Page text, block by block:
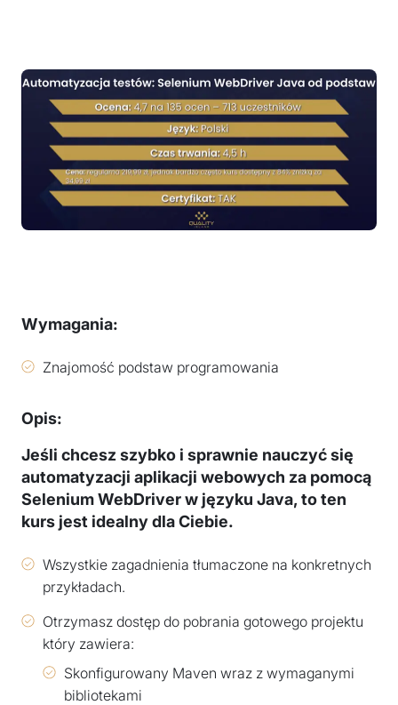
Wymagania:
Znajomość podstaw programowania
Opis:
Jeśli chcesz szybko i sprawnie nauczyć się
automatyzacji aplikacji webowych za pomocą
Selenium WebDriver w języku Java, to ten
kurs jest idealny dla Ciebie.
Wszystkie zagadnienia tłumaczone na konkretnych
przykładach.
Otrzymasz dostęp do pobrania gotowego projektu
który zawiera:
Skonfigurowany Maven wraz z wymaganymi
bibliotekami